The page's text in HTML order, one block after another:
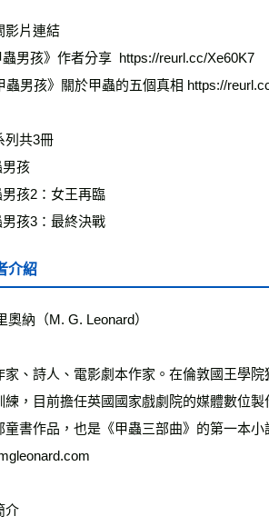
片連結
蟲男孩》作者分享  https://reurl.cc/Xe60K7
蟲男孩》關於甲蟲的五個真相 https://
共3冊
男孩
男孩2：女王再臨
孩3：最終決戰
介紹
奧納（M. G. Leonard）
家、詩人、電影劇本作家。在倫敦國王學
練，目前擔任英國國家戲劇院的媒體數位
童書作品，也是《甲蟲三部曲》的第一本
介